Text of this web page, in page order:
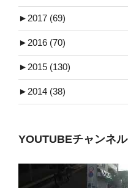
► 2017 (69)
► 2016 (70)
► 2015 (130)
► 2014 (38)
YOUTUBEチャンネル